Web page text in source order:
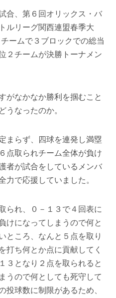
合、第６回オリックス・バ
ルリーグ関西連盟春季大
ームで３ブロックでの総当
２チームが決勝トーナメン
がなかなか勝利を掴むこと
うなったのか。
まらず、四球を連発し満塁
点取られチーム全体が負け
者が試合をしているメンバ
力で応援していました。
られ、０－１３で４回表に
けになってしまうので何と
ところ、なんと５点を取り
打ち何とか点に貢献してく
３となり２点を取られると
うので何としても死守して
投球数に制限があるため、